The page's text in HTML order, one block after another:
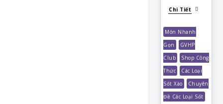
Chi Tiết
Món Nhanh
Gọn
GVHP
Club
Shop Công
Thức
Các Loại
Sốt Xào
Chuyên
Đề Các Loại Sốt